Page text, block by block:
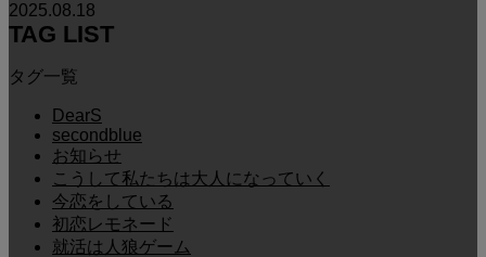
2025.08.18
TAG LIST
タグ一覧
DearS
secondblue
お知らせ
こうして私たちは大人になっていく
今恋をしている
初恋レモネード
就活は人狼ゲーム